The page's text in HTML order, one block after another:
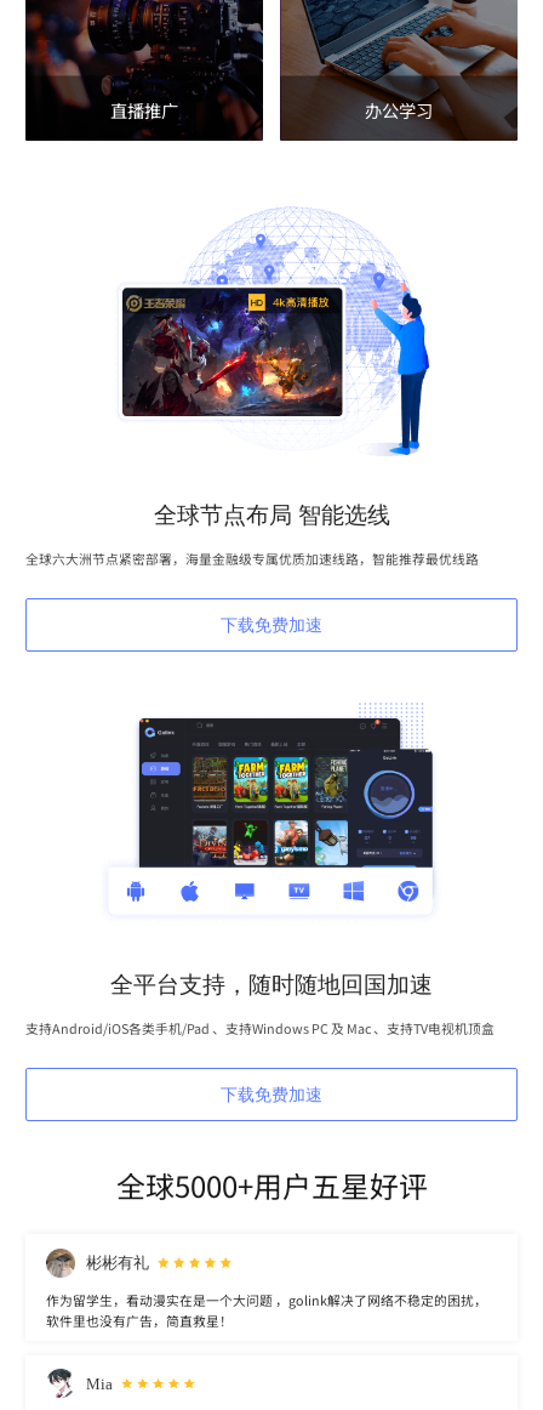
直播推广 办公学习
全球节点布局 智能选线
全球六大洲节点紧密部署，海量金融级专属优质加速线路，智能推荐最优线路
下载免费加速
全平台支持，随时随地回国加速
支持Android/iOS各类手机/Pad 、支持Windows PC 及 Mac 、支持TV电视机顶盒
下载免费加速
全球5000+用户五星好评
彬彬有礼
作为留学生，看动漫实在是一个大问题 ，golink解决了网络不稳定的困扰，
软件里也没有广告，简直救星！
Mia